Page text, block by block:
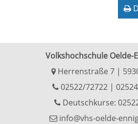
Volkshochschule Oelde-
Herrenstraße 7 |
02522/72722|
Deutschkurse:
info@vhs-oelde-